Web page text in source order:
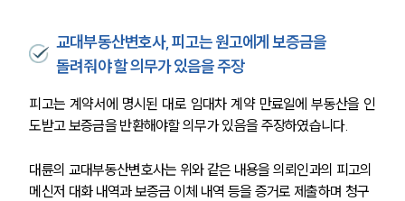
교대부동산변호사, 피고는 원고에게 보증금을
돌려줘야 할 의무가 있음을 주장
피고는 계약서에 명시된 대로 임대차 계약 만료일에 부동산을 인
도받고 보증금을 반환해야할 의무가 있음을 주장하였습니다.
대륜의 교대부동산변호사는 위와 같은 내용을 의뢰인과의 피고의
메신저 대화 내역과 보증금 이체 내역 등을 증거로 제출하며 청구